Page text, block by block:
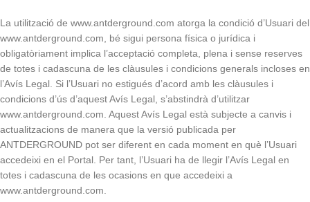
La utilització de www.antderground.com atorga la condició d’Usuari del
www.antderground.com, bé sigui persona física o jurídica i
obligatòriament implica l’acceptació completa, plena i sense reserves
de totes i cadascuna de les clàusules i condicions generals incloses en
l’Avís Legal. Si l’Usuari no estigués d’acord amb les clàusules i
condicions d’ús d’aquest Avís Legal, s’abstindrà d’utilitzar
www.antderground.com. Aquest Avís Legal està subjecte a canvis i
actualitzacions de manera que la versió publicada per
ANTDERGROUND pot ser diferent en cada moment en què l’Usuari
accedeixi en el Portal. Per tant, l’Usuari ha de llegir l’Avís Legal en
totes i cadascuna de les ocasions en que accedeixi a
www.antderground.com.